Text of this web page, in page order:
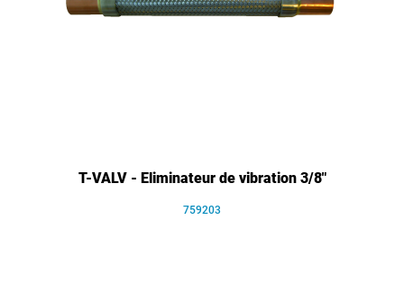
T-VALV - Eliminateur de vibration 3/8"
759203